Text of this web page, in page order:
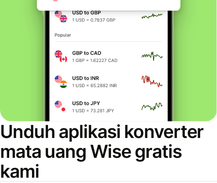
Unduh aplikasi konverter
mata uang Wise gratis
kami